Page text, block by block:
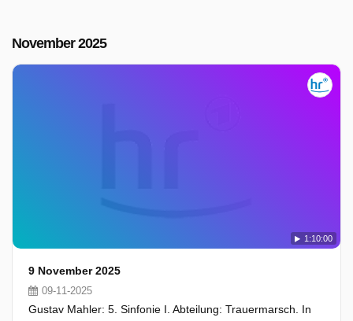
November 2025
1:10:00
9 November 2025
09-11-2025
Gustav Mahler: 5. Sinfonie I. Abteilung: Trauermarsch. In